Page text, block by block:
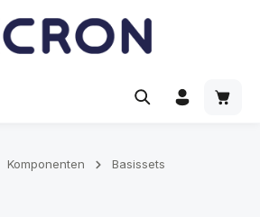
Komponenten Basissets